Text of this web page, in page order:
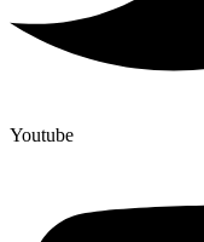
Youtube